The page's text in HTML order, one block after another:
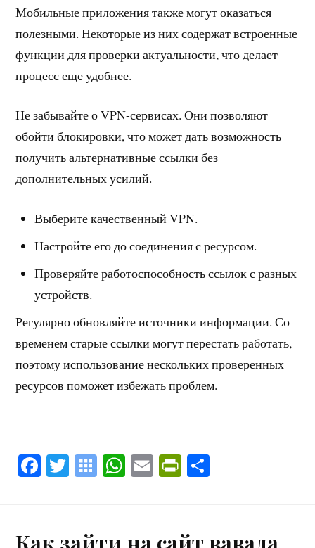
Мобильные приложения также могут оказаться
полезными. Некоторые из них содержат встроенные
функции для проверки актуальности, что делает
процесс еще удобнее.
Не забывайте о VPN-сервисах. Они позволяют
обойти блокировки, что может дать возможность
получить альтернативные ссылки без
дополнительных усилий.
Выберите качественный VPN.
Настройте его до соединения с ресурсом.
Проверяйте работоспособность ссылок с разных
устройств.
Регулярно обновляйте источники информации. Со
временем старые ссылки могут перестать работать,
поэтому использование нескольких проверенных
ресурсов поможет избежать проблем.
Fa
ok
T
r
S
ba
W
A
E Pr
ri pa
Как зайти на сайт вавада